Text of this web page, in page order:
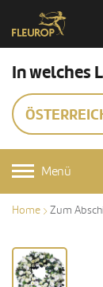
In welches
Menü
Home Zum